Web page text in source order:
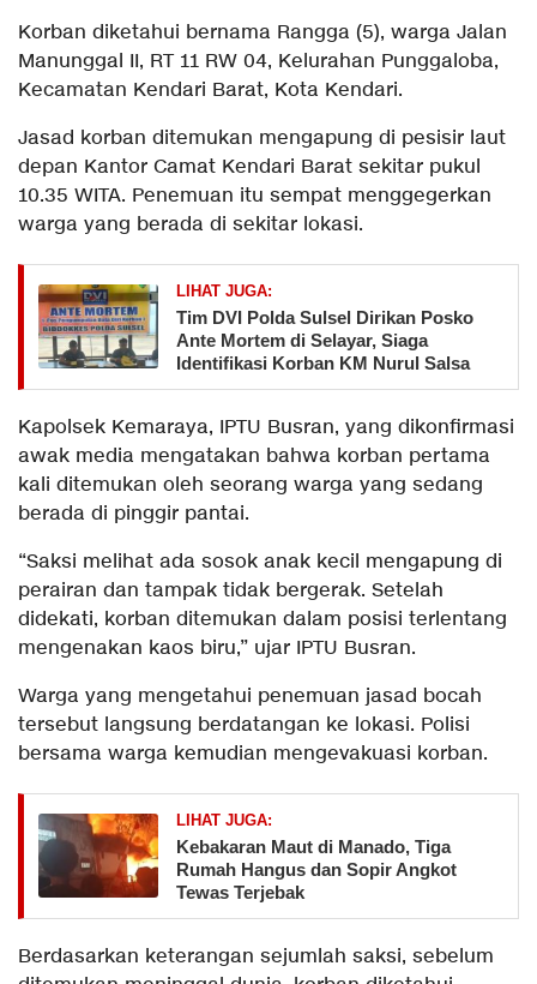
Korban diketahui bernama Rangga (5), warga Jalan
Manunggal II, RT 11 RW 04, Kelurahan Punggaloba,
Kecamatan Kendari Barat, Kota Kendari.
Jasad korban ditemukan mengapung di pesisir laut
depan Kantor Camat Kendari Barat sekitar pukul
10.35 WITA. Penemuan itu sempat menggegerkan
warga yang berada di sekitar lokasi.
LIHAT JUGA:
Tim DVI Polda Sulsel Dirikan Posko
Ante Mortem di Selayar, Siaga
Identifikasi Korban KM Nurul Salsa
Kapolsek Kemaraya, IPTU Busran, yang dikonfirmasi
awak media mengatakan bahwa korban pertama
kali ditemukan oleh seorang warga yang sedang
berada di pinggir pantai.
“Saksi melihat ada sosok anak kecil mengapung di
perairan dan tampak tidak bergerak. Setelah
didekati, korban ditemukan dalam posisi terlentang
mengenakan kaos biru,” ujar IPTU Busran.
Warga yang mengetahui penemuan jasad bocah
tersebut langsung berdatangan ke lokasi. Polisi
bersama warga kemudian mengevakuasi korban.
LIHAT JUGA:
Kebakaran Maut di Manado, Tiga
Rumah Hangus dan Sopir Angkot
Tewas Terjebak
Berdasarkan keterangan sejumlah saksi, sebelum